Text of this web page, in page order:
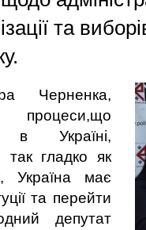
та
Черненка,
процеси,що
в Україні,
так гладко як
Україна має
та перейти
депутат